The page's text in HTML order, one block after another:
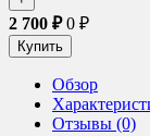
2 700 ₽0 ₽
Обзор
Отзывы (0)